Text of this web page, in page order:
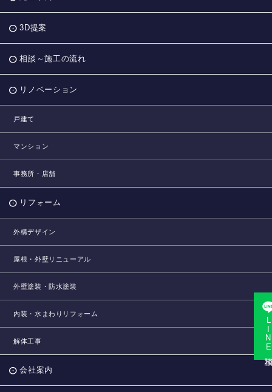
3D提案
相談～施工の流れ
リノベーション
戸建て
マンション
事務所・店舗
リフォーム
外構デザイン
屋根・外壁リニューアル
外壁塗装・防水塗装
内装・水まわりリフォーム
解体工事
会社案内